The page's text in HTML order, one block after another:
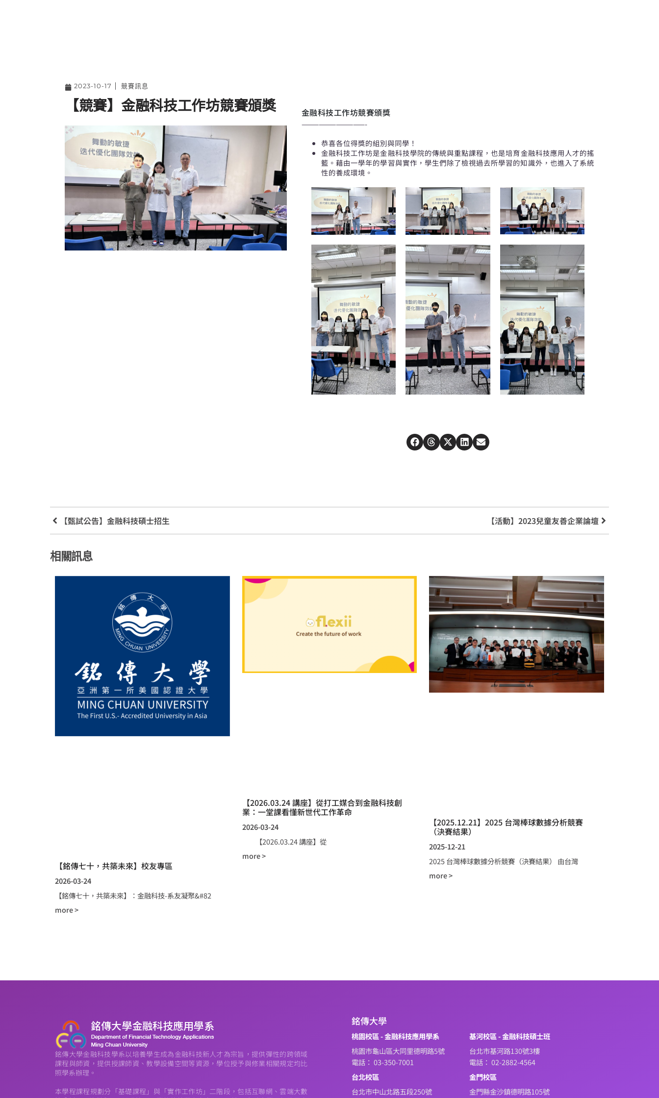
2023-10-17 競賽訊息
【競賽】金融科技工作坊競賽頒獎 金融科技工作坊競賽頒獎
———————————-
恭喜各位得獎的組別與同學！
金融科技工作坊是金融科技學院的傳統與重點課程，也是培育金融科技應用人才的搖
籃。藉由一學年的學習與實作，學生們除了檢視過去所學習的知識外，也進入了系統
性的養成環境。
【甄試公告】金融科技碩士招生 【活動】2023兒童友善企業論壇
相關訊息
【銘傳七十，共築未來】校友專區
2026-03-24
【銘傳七十，共築未來】：金融科技-系友凝聚&#82
more >
【2026.03.24 講座】從打工媒合到金融科技創
業：一堂課看懂新世代工作革命
2026-03-24
【2026.03.24 講座】從
more >
【2025.12.21】2025 台灣棒球數據分析競賽
（決賽結果）
2025-12-21
2025 台灣棒球數據分析競賽（決賽結果） 由台灣
more >
銘傳大學金融科技學系以培養學生成為金融科技新人才為宗旨，提供彈性的跨領域
課程與師資，提供授課師資、教學設備空間等資源，學位授予與修業相關規定均比
照學系辦理。
本學程課程規劃分「基礎課程」與「實作工作坊」二階段，包括互聯網、雲端大數
銘傳大學
桃園校區 - 金融科技應用學系
桃園市龜山區大同里德明路5號
電話： 03-350-7001
基河校區 - 金融科技碩士班
台北市基河路130號3樓
電話： 02-2882-4564
台北校區
台北市中山北路五段250號
金門校區
金門縣金沙鎮德明路105號